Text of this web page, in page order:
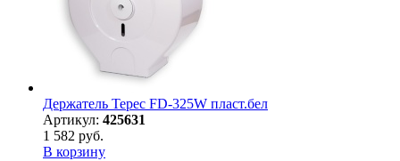
Держатель Терес FD-325W пласт.бел
Артикул: 425631
1 582 руб.
В корзину